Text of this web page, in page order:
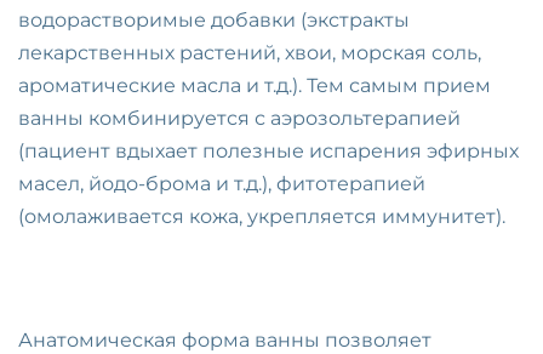
водорастворимые добавки (экстракты
лекарственных растений, хвои, морская соль,
ароматические масла и т.д.). Тем самым прием
ванны комбинируется с аэрозольтерапией
(пациент вдыхает полезные испарения эфирных
масел, йодо-брома и т.д.), фитотерапией
(омолаживается кожа, укрепляется иммунитет).
Анатомическая форма ванны позволяет